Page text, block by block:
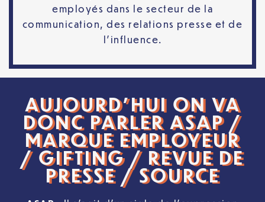
employés dans le secteur de la
communication, des relations presse et de
l’influence.
AUJOURD’HUI ON VA
DONC PARLER ASAP /
MARQUE EMPLOYEUR
/ GIFTING / REVUE DE
PRESSE / SOURCE